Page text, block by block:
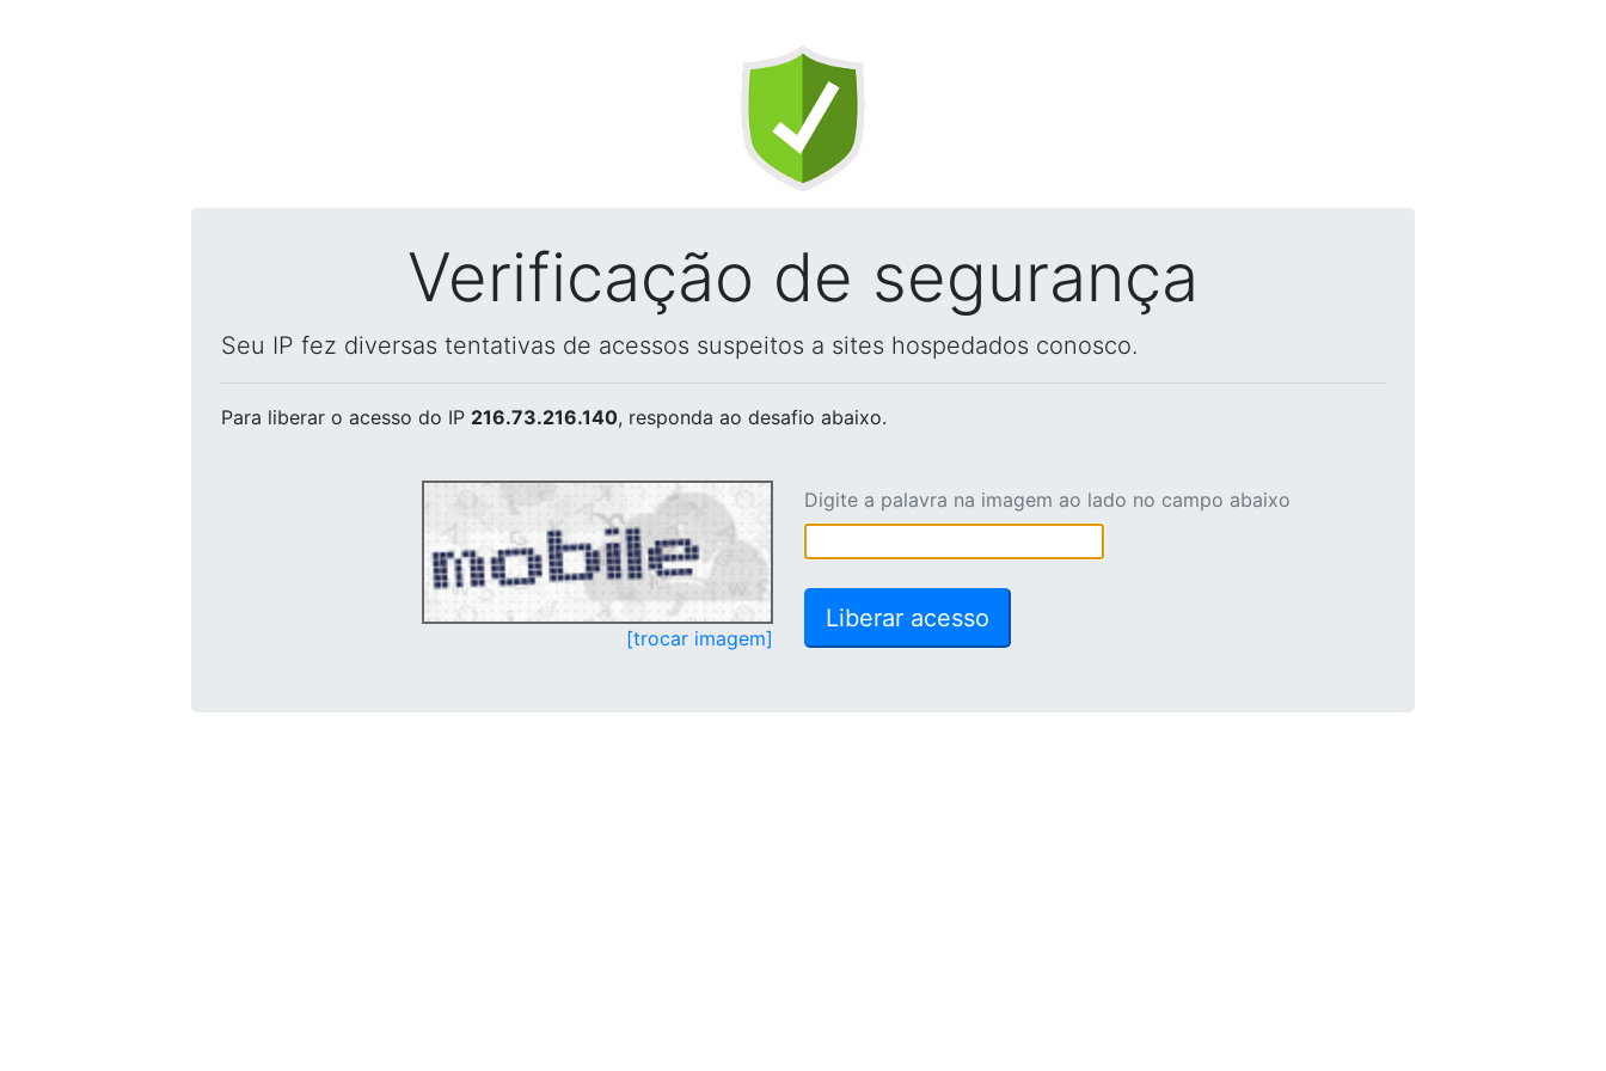
Verificação de segurança
Seu IP fez diversas tentativas de acessos suspeitos a sites hospedados conosco.
Para liberar o acesso do IP 216.73.216.140, responda ao desafio abaixo.
[trocar imagem]
Digite a palavra na imagem ao lado no campo abaixo